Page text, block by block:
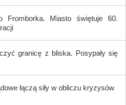
Fromborka. Miasto świętuje 60.
granicę z bliska. Posypały się
łączą siły w obliczu kryzysów